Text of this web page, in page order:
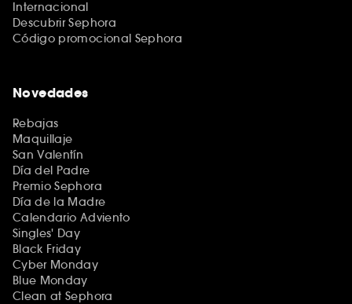
Internacional
Descubrir Sephora
Código promocional Sephora
Novedades
Rebajas
Maquillaje
San Valentín
Día del Padre
Premio Sephora
Día de la Madre
Calendario Adviento
Singles' Day
Black Friday
Cyber Monday
Blue Monday
Clean at Sephora